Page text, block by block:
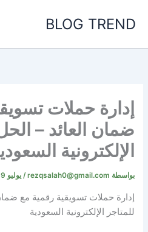
BLOG TREND
إدارة حملات
ضمان العائد –
الإلكترونية
بواسطة rezqsalah0@gmail.com
/يوليو 9, 2025
إدارة حملات تسويقية رقمية مع
للمتاجر الإلكترونية السعودية